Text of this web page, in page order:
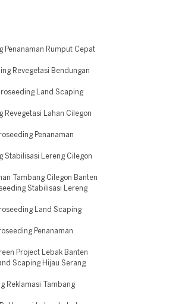
Penanaman Rumput Cepat
Revegetasi Bendungan
Land Scaping
Revegetasi Lahan Cilegon
Penanaman
Stabilisasi Lereng Cilegon
Tambang Cilegon Banten
Stabilisasi Lereng
Land Scaping
Penanaman
Project Lebak Banten
Scaping Hijau Serang
Reklamasi Tambang